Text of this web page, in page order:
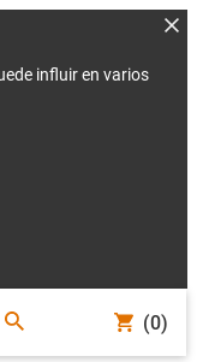
influir en varios
(0)